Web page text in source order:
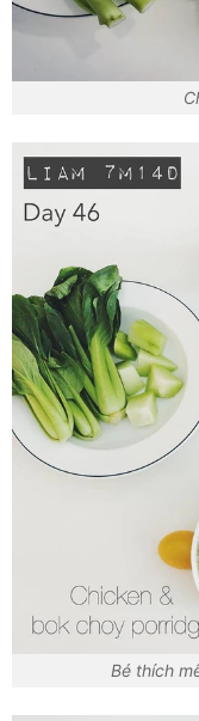
Bé thích